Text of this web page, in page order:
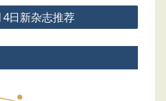
日新杂志推荐